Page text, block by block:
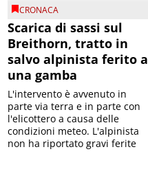
CRONACA
Scarica di sassi sul
Breithorn, tratto in
salvo alpinista ferito a
una gamba
L'intervento è avvenuto in
parte via terra e in parte con
l'elicottero a causa delle
condizioni meteo. L'alpinista
non ha riportato gravi ferite